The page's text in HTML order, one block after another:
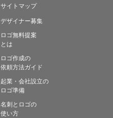
サイトマップ
デザイナー募集
ロゴ無料提案
とは
ロゴ作成の
依頼方法ガイド
起業・会社設立の
ロゴ準備
名刺とロゴの
使い方